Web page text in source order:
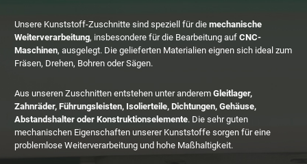
Unsere Kunststoff-Zuschnitte sind speziell für die mechanische
Weiterverarbeitung, insbesondere für die Bearbeitung auf CNC-
Maschinen, ausgelegt. Die gelieferten Materialien eignen sich ideal zum
Fräsen, Drehen, Bohren oder Sägen.
Aus unseren Zuschnitten entstehen unter anderem Gleitlager,
Zahnräder, Führungsleisten, Isolierteile, Dichtungen, Gehäuse,
Abstandshalter oder Konstruktionselemente. Die sehr guten
mechanischen Eigenschaften unserer Kunststoffe sorgen für eine
problemlose Weiterverarbeitung und hohe Maßhaltigkeit.